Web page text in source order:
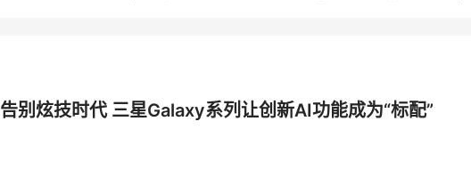
告别炫技时代 三星Galaxy系列让创新AI功能成为“标配”